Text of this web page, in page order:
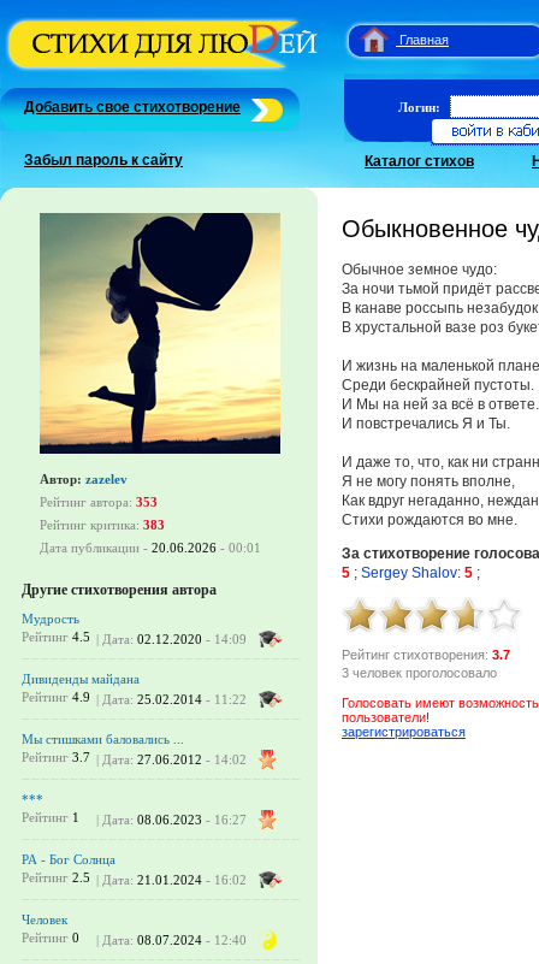
Главная
Добавить свое стихотворение
Забыл пароль к сайту
Логин:
Каталог стихов
Автор: zazelev
Рейтинг автора: 353
Рейтинг критика: 383
Дата публикации - 20.06.2026 - 00:01
Другие стихотворения автора
Мудрость
Рейтинг 4.5 | Дата: 02.12.2020 - 14:09
Дивиденды майдана
Рейтинг 4.9 | Дата: 25.02.2014 - 11:22
Мы стишками баловались ...
Рейтинг 3.7 | Дата: 27.06.2012 - 14:02
***
Рейтинг 1 | Дата: 08.06.2023 - 16:27
РА - Бог Солнца
Рейтинг 2.5 | Дата: 21.01.2024 - 16:02
Человек
Рейтинг 0 | Дата: 08.07.2024 - 12:40
Обыкновенное
Обычное земное чудо:
За ночи тьмой придёт
В канаве россыпь
В хрустальной вазе роз
И жизнь на маленькой
Среди бескрайней пустоты.
И Мы на ней за всё в ответе.
И повстречались Я и Ты.
И даже то, что, как ни
Я не могу понять вполне,
Как вдруг негаданно,
Стихи рождаются во мне.
За стихотворение
5 ; Sergey Shalov: 5 ;
Рейтинг стихотворения: 3.7
3 человек проголосовало
Голосовать имеют
пользователи!
зарегистрироваться